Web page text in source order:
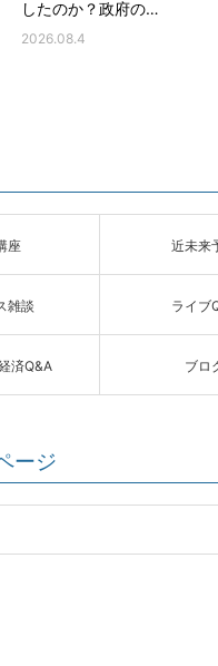
したのか？政府の…
2026.08.4
座 近未来
雑談 ライブ
済Q&A ブロ
ージ